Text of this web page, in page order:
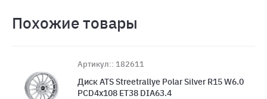
Похожие товары
Артикул:: 182611
Диск ATS Streetrallye Polar Silver R15 W6.0
PCD4x108 ET38 DIA63.4